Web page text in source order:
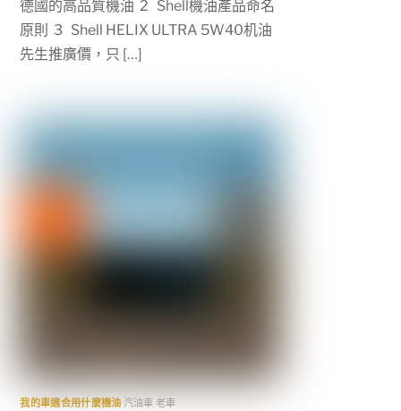
德國的高品質機油 2 Shell機油產品命名
原則 3 Shell HELIX ULTRA 5W40机油
先生推廣價，只 […]
我的車適合用什麼機油 汽油車, 老車